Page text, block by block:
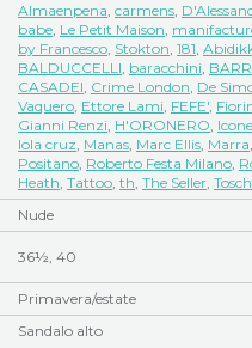
Almaenpena, carmens,
babe, Le Petit Maison,
by Francesco, Stokton, 181,
BALDUCCELLI, baracchini,
CASADEI, Crime London, De
Vaquero, Ettore Lami, FEFE',
Gianni Renzi, H'ORONERO, Icone
lola cruz, Manas, Marc Ellis, Marra,
Positano, Roberto Festa Milano,
Heath, Tattoo, th, The Seller,
Nude
36½, 40
Primavera/estate
Sandalo alto